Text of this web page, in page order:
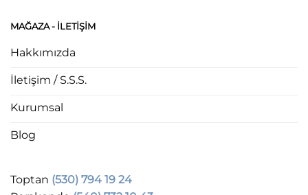
MAĞAZA - ILETIŞIM
Hakkımızda
İletişim / S.S.S.
Kurumsal
Blog
Toptan (530) 794 19 24